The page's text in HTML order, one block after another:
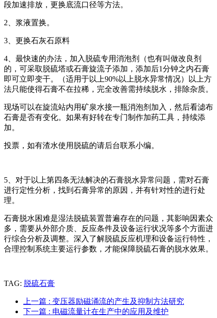
段加速排放，更换底流口径等方法。
2、浆液置换。
3、更换石灰石原料
4、最快速的办法，加入脱硫专用消泡剂（也有叫做改良剂
的，可采取脱硫塔或石膏旋流子添加，添加后1分钟之内石膏
即可立即变干。（适用于以上90%以上脱水异常情况）以上方
法只能使得石膏不在拉稀，完全改善需持续脱水，排除杂质。
现场可以在旋流站内用矿泉水接一瓶消泡剂加入，然后看滤布
石膏是否有变化。如果有好转在专门制作加药工具，持续添
加。
投票，如有渣水使用脱硫的请后台联系小编。
5、对于以上第四条无法解决的石膏脱水异常问题，需对石膏
进行定性分析，找到石膏异常的原因，并有针对性的进行处
理。
石膏脱水困难是湿法脱硫装置普遍存在的问题，其影响因素众
多，需要从外部介质、反应条件及设备运行状况等多个方面进
行综合分析及调整。深入了解脱硫反应机理和设备运行特性，
合理控制系统主要运行参数，才能保障脱硫石膏的脱水效果。
TAG: 脱硫石膏
上一篇 : 变压器励磁涌流的产生及抑制方法研究
下一篇 : 电磁流量计在生产中的应用及维护